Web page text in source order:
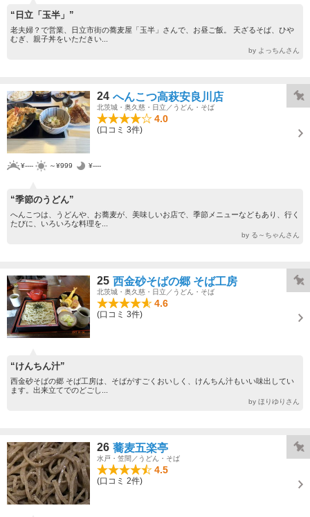
“日立「玉半」”
老夫婦？で営業、日立市街の蕎麦屋「玉半」さんで、お昼ご飯。 天ざるそば、ひや
むぎ、親子丼をいただきい...
by よっちんさん
24 へんこつ高萩安良川店
北茨城・奥久慈・日立／うどん・そば
4.0
(口コミ 3件)
¥---- ～¥999 ¥----
“季節のうどん”
へんこつは、うどんや、お蕎麦が、美味しいお店で、季節メニューなどもあり、行く
たびに、いろいろな料理を...
by る～ちゃんさん
25 西金砂そばの郷 そば工房
北茨城・奥久慈・日立／うどん・そば
4.6
(口コミ 3件)
“けんちん汁”
西金砂そばの郷 そば工房は、そばがすごくおいしく、けんちん汁もいい味出してい
ます。出来立てでのどごし...
by ほりゆりさん
26 蕎麦五楽亭
水戸・笠間／うどん・そば
4.5
(口コミ 2件)